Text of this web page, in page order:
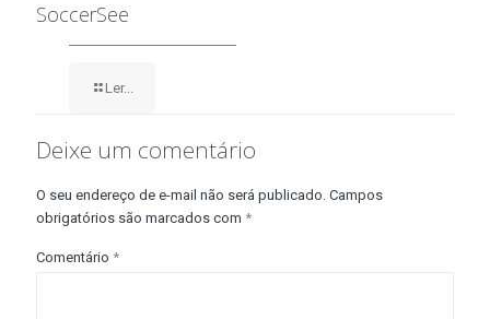
SoccerSee
Ler...
Deixe um comentário
O seu endereço de e-mail não será publicado. Campos
obrigatórios são marcados com *
Comentário *